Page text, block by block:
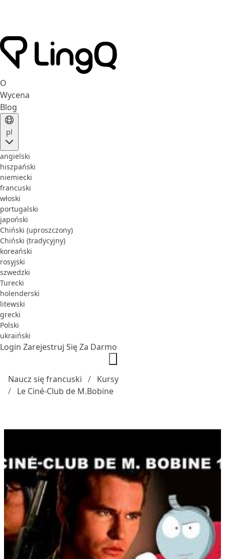
O
Wycena
Blog
pl
angielski
hiszpański
niemiecki
francuski
włoski
portugalski
japoński
Chiński (uproszczony)
Chiński (tradycyjny)
koreański
rosyjski
szwedzki
Turecki
holenderski
litewski
grecki
Polski
ukraiński
Login Zarejestruj Się Za Darmo
Naucz się francuski
Kursy
Le Ciné-Club de M.Bobine